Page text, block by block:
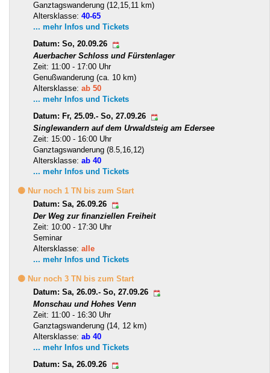
Ganztagswanderung (12,15,11 km)
Altersklasse: 40-65
... mehr Infos und Tickets
Datum: So, 20.09.26
Auerbacher Schloss und Fürstenlager
Zeit: 11:00 - 17:00 Uhr
Genußwanderung (ca. 10 km)
Altersklasse: ab 50
... mehr Infos und Tickets
Datum: Fr, 25.09.- So, 27.09.26
Singlewandern auf dem Urwaldsteig am Edersee
Zeit: 15:00 - 16:00 Uhr
Ganztagswanderung (8.5,16,12)
Altersklasse: ab 40
... mehr Infos und Tickets
🟡 Nur noch 1 TN bis zum Start
Datum: Sa, 26.09.26
Der Weg zur finanziellen Freiheit
Zeit: 10:00 - 17:30 Uhr
Seminar
Altersklasse: alle
... mehr Infos und Tickets
🟡 Nur noch 3 TN bis zum Start
Datum: Sa, 26.09.- So, 27.09.26
Monschau und Hohes Venn
Zeit: 11:00 - 16:30 Uhr
Ganztagswanderung (14, 12 km)
Altersklasse: ab 40
... mehr Infos und Tickets
Datum: Sa, 26.09.26